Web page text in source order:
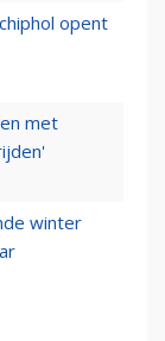
opent
met
winter